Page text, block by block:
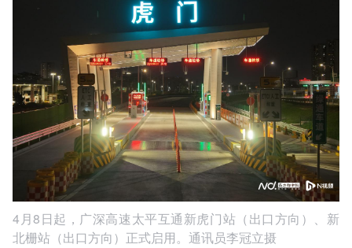
4月8日起，广深高速太平互通新虎门站（出口方向）、新
北栅站（出口方向）正式启用。通讯员李冠立摄